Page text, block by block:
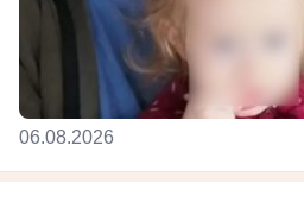
06.08.2026